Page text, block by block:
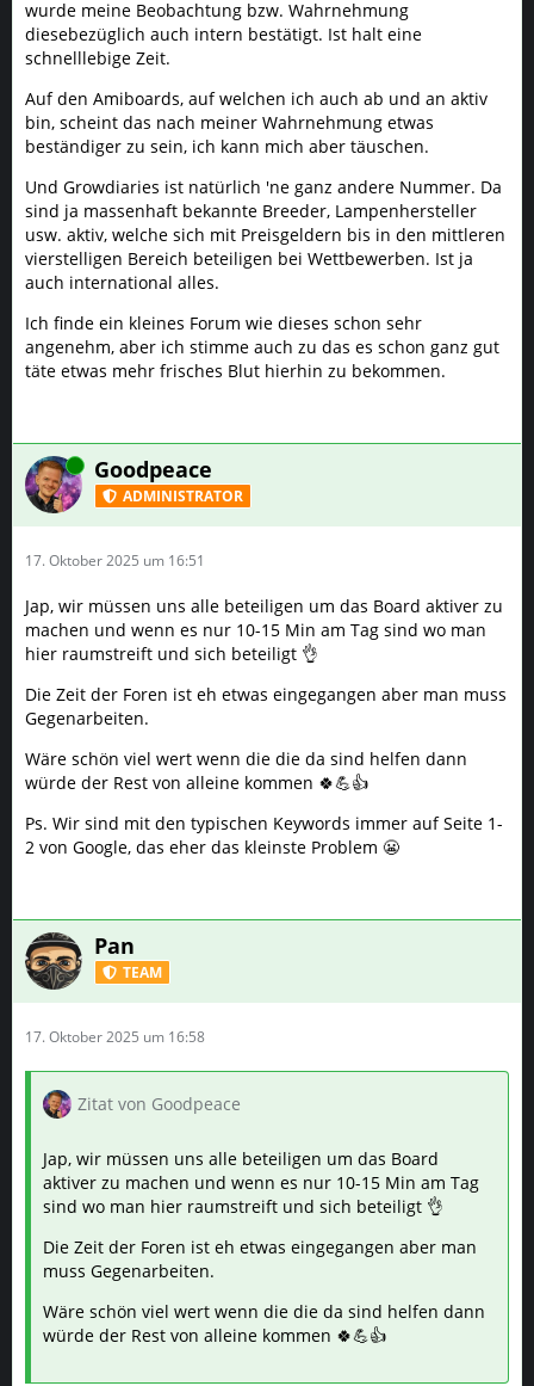
wurde meine Beobachtung bzw. Wahrnehmung
diesebezüglich auch intern bestätigt. Ist halt eine
schnelllebige Zeit.
Auf den Amiboards, auf welchen ich auch ab und an aktiv
bin, scheint das nach meiner Wahrnehmung etwas
beständiger zu sein, ich kann mich aber täuschen.
Und Growdiaries ist natürlich 'ne ganz andere Nummer. Da
sind ja massenhaft bekannte Breeder, Lampenhersteller
usw. aktiv, welche sich mit Preisgeldern bis in den mittleren
vierstelligen Bereich beteiligen bei Wettbewerben. Ist ja
auch international alles.
Ich finde ein kleines Forum wie dieses schon sehr
angenehm, aber ich stimme auch zu das es schon ganz gut
täte etwas mehr frisches Blut hierhin zu bekommen.
Online Goodpeace
ADMINISTRATOR
17. Oktober 2025 um 16:51
Jap, wir müssen uns alle beteiligen um das Board aktiver zu
machen und wenn es nur 10-15 Min am Tag sind wo man
hier raumstreift und sich beteiligt 👌
Die Zeit der Foren ist eh etwas eingegangen aber man muss
Gegenarbeiten.
Wäre schön viel wert wenn die die da sind helfen dann
würde der Rest von alleine kommen 🍀💪👍
Ps. Wir sind mit den typischen Keywords immer auf Seite 1-
2 von Google, das eher das kleinste Problem 😬
Pan
TEAM
17. Oktober 2025 um 16:58
Zitat von Goodpeace
Jap, wir müssen uns alle beteiligen um das Board
aktiver zu machen und wenn es nur 10-15 Min am Tag
sind wo man hier raumstreift und sich beteiligt 👌
Die Zeit der Foren ist eh etwas eingegangen aber man
muss Gegenarbeiten.
Wäre schön viel wert wenn die die da sind helfen dann
würde der Rest von alleine kommen 🍀💪👍